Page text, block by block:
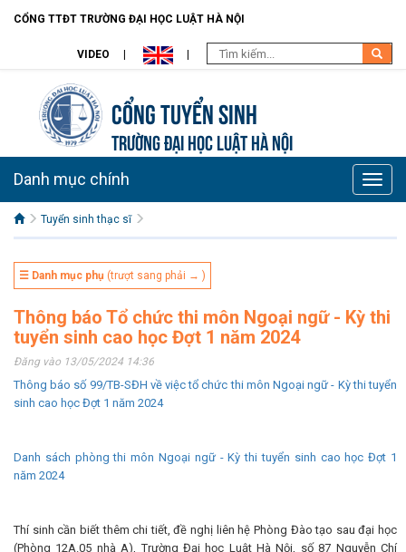
CỔNG TTĐT TRƯỜNG ĐẠI HỌC LUẬT HÀ NỘI
VIDEO
Cổng tuyển sinh
TRƯỜNG ĐẠI HỌC LUẬT HÀ NỘI
Toggle
Danh mục chính
Tuyển sinh thạc sĩ
☰ Danh mục phụ (trượt sang phải → )
Thông báo Tổ chức thi môn Ngoại ngữ - Kỳ thi
tuyển sinh cao học Đợt 1 năm 2024
Đăng vào 13/05/2024 14:36
Thông báo số 99/TB-SĐH về việc tổ chức thi môn Ngoại ngữ - Kỳ thi tuyển
sinh cao học Đợt 1 năm 2024
Danh sách phòng thi môn Ngoại ngữ - Kỳ thi tuyển sinh cao học Đợt 1
năm 2024
Thí sinh cần biết thêm chi tiết, đề nghị liên hệ Phòng Đào tạo sau đại học
(Phòng 12A.05 nhà A), Trường Đại học Luật Hà Nội, số 87 Nguyễn Chí